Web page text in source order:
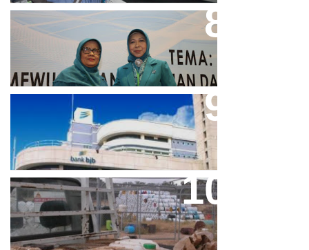
Perpres No.99/2017 Bisa Jadi
Acuan Semangat Pengabdian
Aher Minta Pemerintah Pusat
Masukan Kembali BJB Sebagai
Penyalur KUR
Paparan Pestisida Sebabkan
Parkinson Dan Kanker